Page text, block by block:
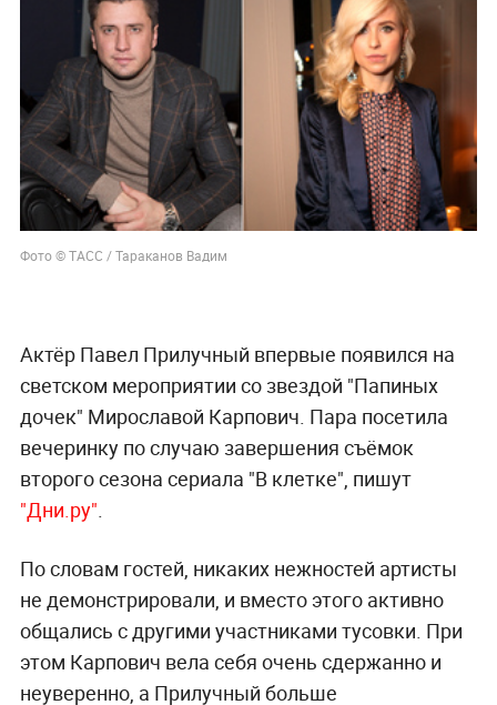
Фото © ТАСС / Тараканов Вадим
Актёр Павел Прилучный впервые появился на
светском мероприятии со звездой "Папиных
дочек" Мирославой Карпович. Пара посетила
вечеринку по случаю завершения съёмок
второго сезона сериала "В клетке", пишут
"Дни.ру".
По словам гостей, никаких нежностей артисты
не демонстрировали, и вместо этого активно
общались с другими участниками тусовки. При
этом Карпович вела себя очень сдержанно и
неуверенно, а Прилучный больше